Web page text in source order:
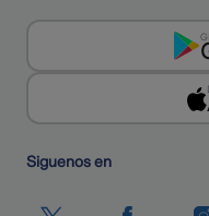
Siguenos en